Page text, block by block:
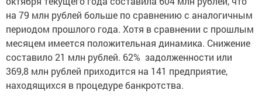
на 79 млн рублей больше по сравнению с аналогичным
периодом прошлого года. Хотя в сравнении с прошлым
месяцем имеется положительная динамика. Снижение
составило 21 млн рублей. 62% задолженности или
369,8 млн рублей приходится на 141 предприятие,
находящихся в процедуре банкротства.